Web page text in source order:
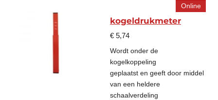
Online
kogeldrukmeter
€ 5,74
Wordt onder de
kogelkoppeling
geplaatst en geeft door middel
van een heldere
schaalverdeling